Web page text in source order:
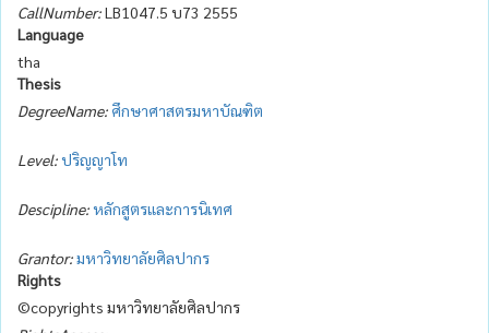
CallNumber:LB1047.5 บ73 2555
Language
tha
Thesis
DegreeName: ศึกษาศาสตรมหาบัณฑิต
Level:ปริญญาโท
Descipline:หลักสูตรและการนิเทศ
Grantor:มหาวิทยาลัยศิลปากร
Rights
©copyrights มหาวิทยาลัยศิลปากร